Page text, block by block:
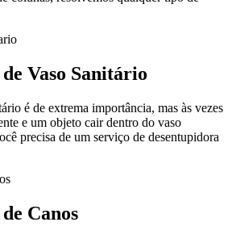
Vaso Sanitário
é de extrema importância, mas às vezes
e um objeto cair dentro do vaso
precisa de um serviço de desentupidora
Canos